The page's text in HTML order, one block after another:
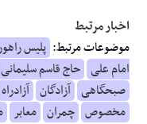
اخبار مرتبط
موضوعات مرتبط: پلیس
امام علی حاج قاسم سلیمانی
صبحگاهی آزادگان آزادراه
مخصوص چمران معابر